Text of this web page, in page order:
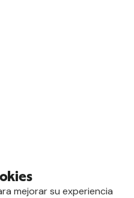
mejorar su experiencia